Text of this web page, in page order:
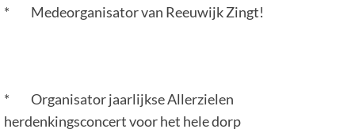
* Medeorganisator van Reeuwijk Zingt!
* Organisator jaarlijkse Allerzielen
herdenkingsconcert voor het hele dorp